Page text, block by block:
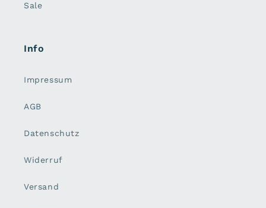
Sale
Info
Impressum
AGB
Datenschutz
Widerruf
Versand